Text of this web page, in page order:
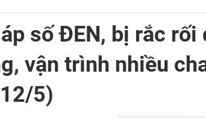
số ĐEN, bị rắc rối
vận trình nhiều
5)